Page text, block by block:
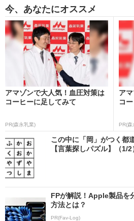
今、あなたにオススメ
アマゾンで大人気！血圧対策は
コーヒーに足してみて
PR(森永乳業)
ア
コ
PR(森
この中に「岡」がつく都
【言葉探しパズル】（1/
FPが解説！Apple製品を
方法とは？
PR(Fav-Log)